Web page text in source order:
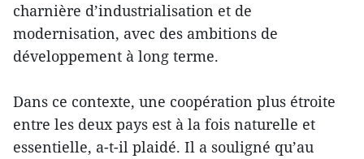
charnière d’industrialisation et de
modernisation, avec des ambitions de
développement à long terme.
Dans ce contexte, une coopération plus étroite
entre les deux pays est à la fois naturelle et
essentielle, a-t-il plaidé. Il a souligné qu’au